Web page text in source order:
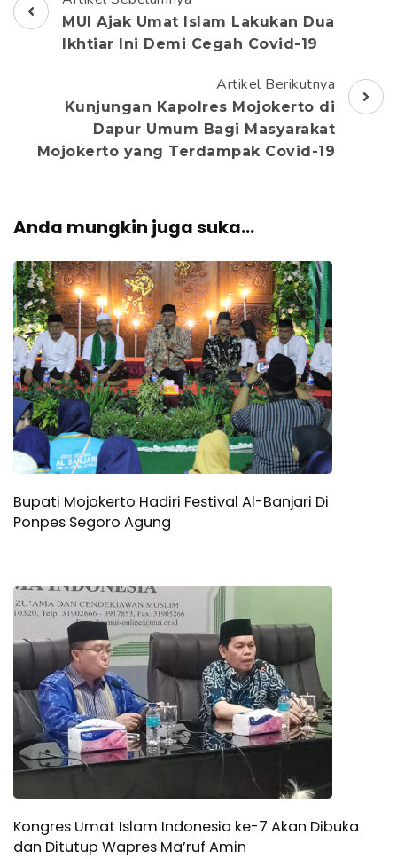
Navigasi
Artikel
MUI Ajak Umat Islam Lakukan Dua
Ikhtiar Ini Demi Cegah Covid-19
Artikel Berikutnya
Kunjungan Kapolres Mojokerto di
Dapur Umum Bagi Masyarakat
Mojokerto yang Terdampak Covid-19
Anda mungkin juga suka...
Bupati Mojokerto Hadiri Festival Al-Banjari Di
Ponpes Segoro Agung
Kongres Umat Islam Indonesia ke-7 Akan Dibuka
dan Ditutup Wapres Ma’ruf Amin